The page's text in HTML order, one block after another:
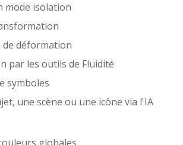
mode isolation
de déformation
par les outils de Fluidité
symboles
une scène ou une icône via l'IA